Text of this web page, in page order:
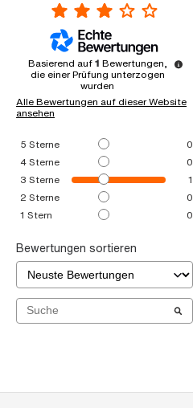
Basierend auf1 Bewertungen,
die einer Prüfung unterzogen
wurden
Alle Bewertungen auf dieser Website
ansehen
5 Sterne
0
4Sterne
0
3 Sterne
1
2 Sterne
0
1 Stern 0
Bewertungen sortieren